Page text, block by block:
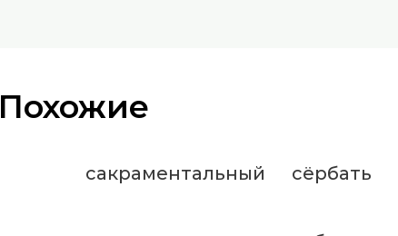
Похожие
сакраментальный сёрбать